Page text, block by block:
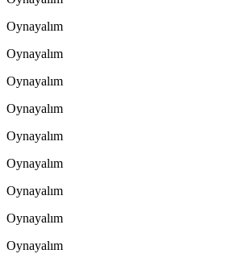
Oynayalım
Oynayalım
Oynayalım
Oynayalım
Oynayalım
Oynayalım
Oynayalım
Oynayalım
Oynayalım